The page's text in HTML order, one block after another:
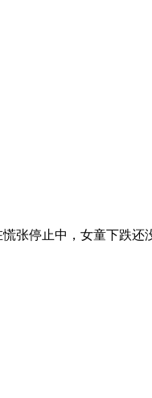
张停止中，女童下跌还